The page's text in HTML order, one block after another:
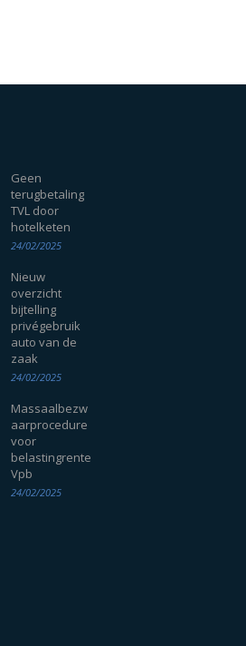
Geen
terugbetaling
TVL door
hotelketen
24/02/2025
Nieuw
overzicht
bijtelling
privégebruik
auto van de
zaak
24/02/2025
Massaalbezw
aarprocedure
voor
belastingrente
Vpb
24/02/2025